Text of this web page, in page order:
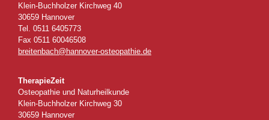
Klein-Buchholzer Kirchweg 40
30659 Hannover
Tel. 0511 6405773
Fax 0511 60046508
breitenbach@hannover-osteopathie.de
TherapieZeit
Osteopathie und Naturheilkunde
Klein-Buchholzer Kirchweg 30
30659 Hannover